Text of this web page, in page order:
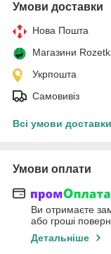
Умови доставки
Нова Пошта
Магазини
Укрпошта
Самовивіз
Всі умови доставки
Умови оплати
Ви отримаєте
або гроші
Детальніше